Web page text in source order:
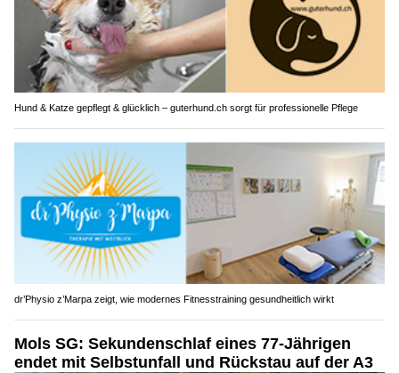
Hund & Katze gepflegt & glücklich – guterhund.ch sorgt für professionelle Pflege
dr’Physio z’Marpa zeigt, wie modernes Fitnesstraining gesundheitlich wirkt
Mols SG: Sekundenschlaf eines 77-Jährigen
endet mit Selbstunfall und Rückstau auf der A3